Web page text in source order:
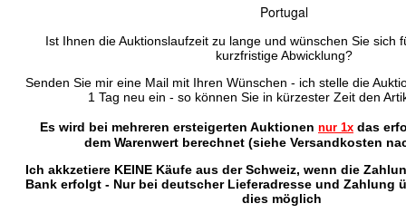
Portugal
Ist Ihnen die Auktionslaufzeit zu lange und wünschen Sie sich
kurzfristige Abwicklung?
Senden Sie mir eine Mail mit Ihren Wünschen - ich stelle die
1 Tag neu ein - so können Sie in kürzester Zeit den
Es wird bei mehreren ersteigerten Auktionen nur 1x das
dem Warenwert berechnet (siehe Versandkosten
Ich akkzetiere KEINE Käufe aus der Schweiz, wenn die
Bank erfolgt - Nur bei deutscher Lieferadresse und Zahlung
dies möglich